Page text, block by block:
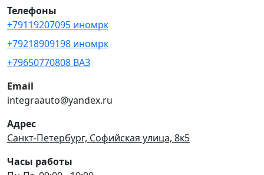
Телефоны
+79119207095 иномрк
+79218909198 иномрк
+79650770808 ВАЗ
Email
integraauto@yandex.ru
Адрес
Санкт-Петербург, Софийская улица, 8к5
Часы работы